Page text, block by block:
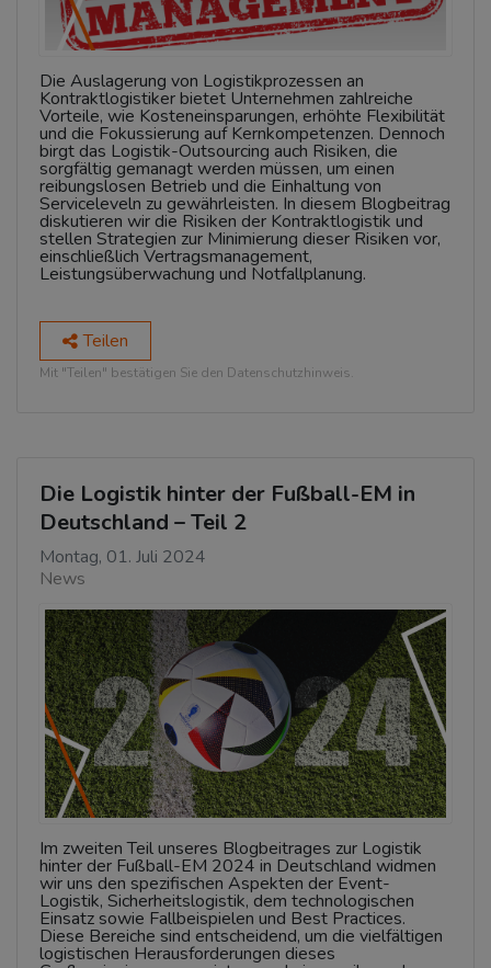
Die Auslagerung von Logistikprozessen an
Kontraktlogistiker bietet Unternehmen zahlreiche
Vorteile, wie Kosteneinsparungen, erhöhte Flexibilität
und die Fokussierung auf Kernkompetenzen. Dennoch
birgt das Logistik-Outsourcing auch Risiken, die
sorgfältig gemanagt werden müssen, um einen
reibungslosen Betrieb und die Einhaltung von
Serviceleveln zu gewährleisten. In diesem Blogbeitrag
diskutieren wir die Risiken der Kontraktlogistik und
stellen Strategien zur Minimierung dieser Risiken vor,
einschließlich Vertragsmanagement,
Leistungsüberwachung und Notfallplanung.
Teilen
Mit "Teilen" bestätigen Sie den Datenschutzhinweis.
Die Logistik hinter der Fußball-EM in
Deutschland – Teil 2
Montag, 01. Juli 2024
News
Im zweiten Teil unseres Blogbeitrages zur Logistik
hinter der Fußball-EM 2024 in Deutschland widmen
wir uns den spezifischen Aspekten der Event-
Logistik, Sicherheitslogistik, dem technologischen
Einsatz sowie Fallbeispielen und Best Practices.
Diese Bereiche sind entscheidend, um die vielfältigen
logistischen Herausforderungen dieses